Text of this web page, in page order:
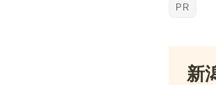
新